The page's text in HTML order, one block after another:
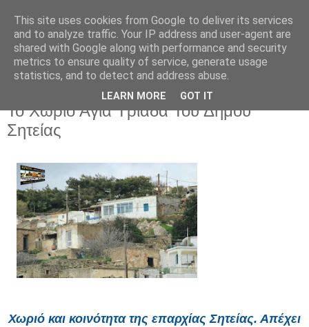
Δευτέρα 1 Ιουνίου 2026
Το Χωριό Αγία Τριάδα Του Δήμου
Σητείας
Χωριό και κοινότητα της επαρχίας Σητείας. Απέχει
This site uses cookies from Google to deliver its services
and to analyze traffic. Your IP address and user-agent are
shared with Google along with performance and security
metrics to ensure quality of service, generate usage
statistics, and to detect and address abuse.
LEARN MORE GOT IT